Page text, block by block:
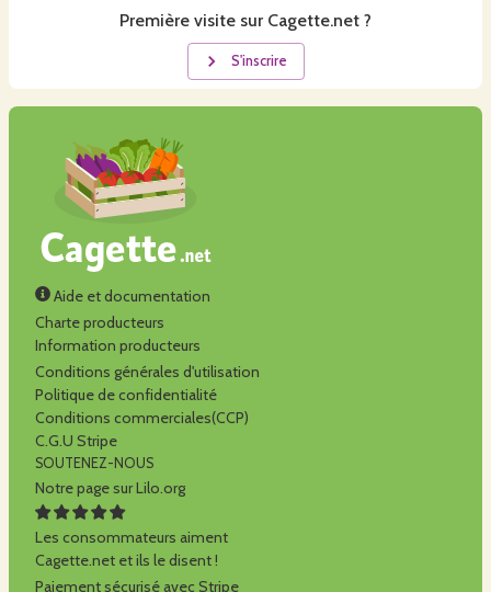
Première visite sur Cagette.net ?
S'inscrire
Aide et documentation
Charte producteurs
Information producteurs
Conditions générales d'utilisation
Politique de confidentialité
Conditions commerciales(CCP)
C.G.U Stripe
SOUTENEZ-NOUS
Notre page sur Lilo.org
Les consommateurs aiment
Cagette.net et ils le disent !
Paiement sécurisé avec Stripe